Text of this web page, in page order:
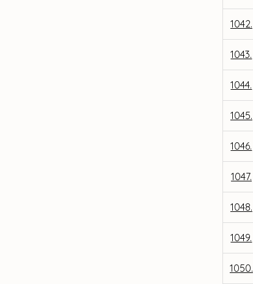
1042.
1043.
1044.
1045.
1046.
1047.
1048.
1049.
1050.